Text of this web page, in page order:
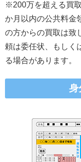
※200万を超える買
か月以内の公共料金
の方からの買取は致
頼は委任状、もしく
る場合があります。
身